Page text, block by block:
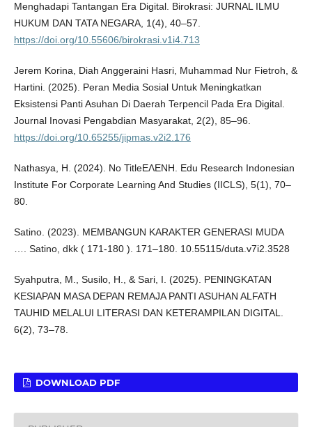
Menghadapi Tantangan Era Digital. Birokrasi: JURNAL ILMU
HUKUM DAN TATA NEGARA, 1(4), 40–57.
https://doi.org/10.55606/birokrasi.v1i4.713
Jerem Korina, Diah Anggeraini Hasri, Muhammad Nur Fietroh, &
Hartini. (2025). Peran Media Sosial Untuk Meningkatkan
Eksistensi Panti Asuhan Di Daerah Terpencil Pada Era Digital.
Journal Inovasi Pengabdian Masyarakat, 2(2), 85–96.
https://doi.org/10.65255/jipmas.v2i2.176
Nathasya, H. (2024). No TitleΕΛΕΝΗ. Edu Research Indonesian
Institute For Corporate Learning And Studies (IICLS), 5(1), 70–
80.
Satino. (2023). MEMBANGUN KARAKTER GENERASI MUDA
…. Satino, dkk ( 171-180 ). 171–180. 10.55115/duta.v7i2.3528
Syahputra, M., Susilo, H., & Sari, I. (2025). PENINGKATAN
KESIAPAN MASA DEPAN REMAJA PANTI ASUHAN ALFATH
TAUHID MELALUI LITERASI DAN KETERAMPILAN DIGITAL.
6(2), 73–78.
DOWNLOAD PDF